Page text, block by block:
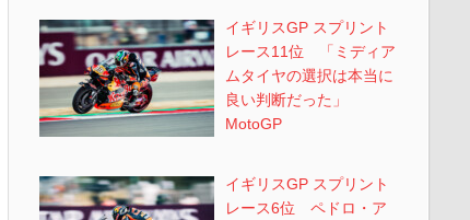
イギリスGP スプリント
レース11位 「ミディア
ムタイヤの選択は本当に
良い判断だった」
MotoGP
イギリスGP スプリント
レース6位 ペドロ・ア